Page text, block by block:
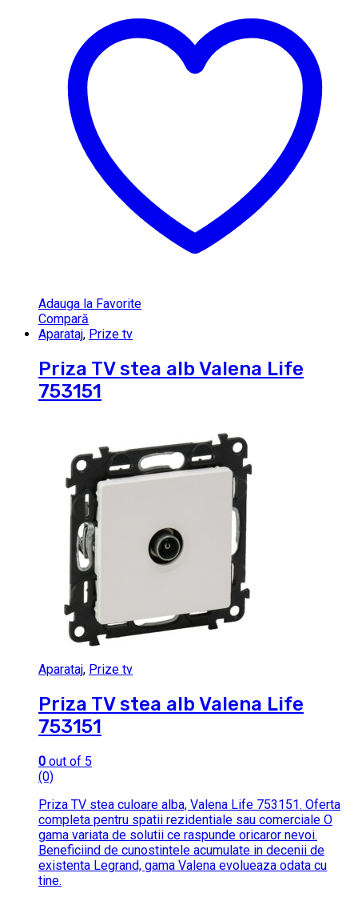
Adauga la Favorite
Compară
Aparataj, Prize tv
Priza TV stea alb Valena Life
753151
Aparataj, Prize tv
Priza TV stea alb Valena Life
753151
0 out of 5
(0)
Priza TV stea culoare alba, Valena Life 753151. Oferta
completa pentru spatii rezidentiale sau comerciale O
gama variata de solutii ce raspunde oricaror nevoi.
Beneficiind de cunostintele acumulate in decenii de
existenta Legrand, gama Valena evolueaza odata cu
tine.